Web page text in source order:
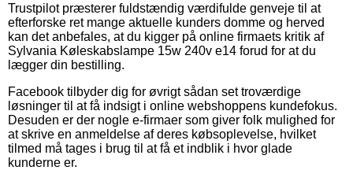
Trustpilot præsterer fuldstændig værdifulde genveje til at
efterforske ret mange aktuelle kunders domme og herved
kan det anbefales, at du kigger på online firmaets kritik af
Sylvania Køleskabslampe 15w 240v e14 forud for at du
lægger din bestilling.
Facebook tilbyder dig for øvrigt sådan set troværdige
løsninger til at få indsigt i online webshoppens kundefokus.
Desuden er der nogle e-firmaer som giver folk mulighed for
at skrive en anmeldelse af deres købsoplevelse, hvilket
tilmed må tages i brug til at få et indblik i hvor glade
kunderne er.